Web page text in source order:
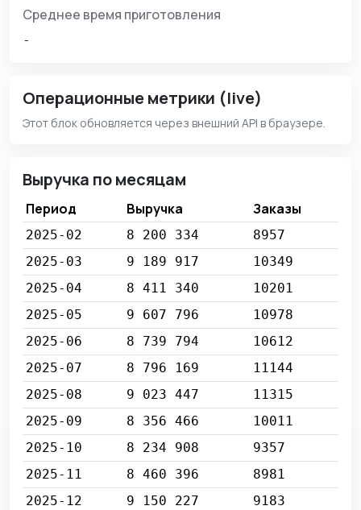
Среднее время приготовления
-
Операционные метрики (live)
Этот блок обновляется через внешний API в браузере.
Выручка по месяцам
Период Выручка Заказы
2025-02 8 200 334
8957
2025-03
9 189 917
10349
2025-04
8 411 340
10201
2025-05
9 607 796
10978
2025-06
8 739 794
10612
2025-07
8 796 169
11144
2025-08
9 023 447
11315
2025-09
8 356 466
10011
2025-10
8 234 908
9357
2025-11
8 460 396
8981
2025-12
9 150 227
9183